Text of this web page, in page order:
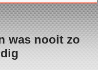
was nooit zo